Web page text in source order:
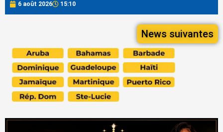
6 août 2026 15:10
News suivantes